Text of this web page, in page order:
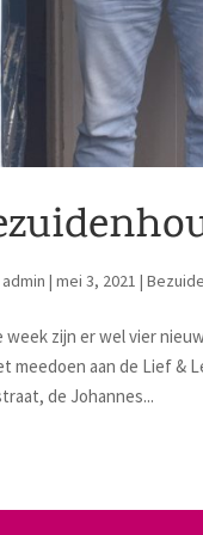
admin |mei 3, 2021 |
week zijn er wel vier
meedoen aan de Lief &
de Johannes...